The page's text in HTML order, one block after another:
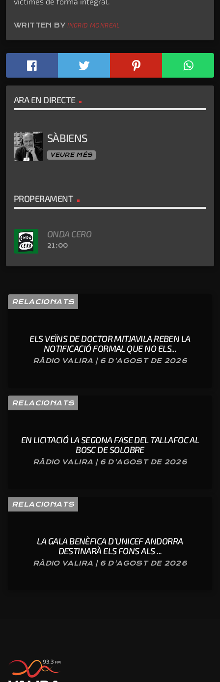
WRITTEN BYINGRID MONREAL
ARA EN DIRECTE
SÀBIENS
VEURE MÉS
PROPERAMENT
ONDA CERO
21:00
RELACIONATS
ELS VEÏNS DE DOCTOR MITJAVILA REBEN LA
NOTIFICACIÓ FORMAL QUE NO ELS...
RÀDIO VALIRA | 6 D'AGOST DE 2026
RELACIONATS
EN LICITACIÓ LA SEGONA FASE DEL TALLAFOC AL
BOSC DE SOLOBRE
RÀDIO VALIRA | 6 D'AGOST DE 2026
RELACIONATS
LA GALA BENÈFICA D’UNICEF ANDORRA
DESTINARÀ ELS FONS ALS ...
RÀDIO VALIRA | 6 D'AGOST DE 2026